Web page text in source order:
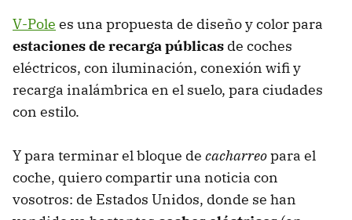
V-Pole es una propuesta de diseño y color para
estaciones de recarga públicas de coches
eléctricos, con iluminación, conexión wifi y
recarga inalámbrica en el suelo, para ciudades
con estilo.
Y para terminar el bloque de cacharreopara el
coche, quiero compartir una noticia con
vosotros: de Estados Unidos, donde se han